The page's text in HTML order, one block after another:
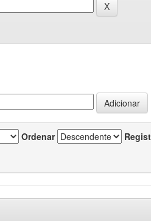
Ordenar